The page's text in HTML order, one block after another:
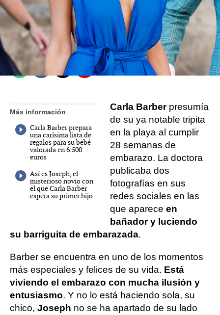
Lidia Del Caño
Madrid
Publicado:10 de febrero de 2022, 14:19
WhatsappFacebook
X Flipboard
Más información
Carla Barber prepara
una carísima lista de
regalos para su bebé
valorada en 6.500
euros
Así es Joseph, el
misterioso novio con
el que Carla Barber
espera su primer hijo
Carla Barberpresumía
de su ya notable tripita
en la playa al cumplir
28 semanas de
embarazo. La doctora
publicaba dos
fotografías en sus
redes sociales en las
que aparece en
bañador y luciendo
su barriguita de embarazada.
Barber se encuentra en uno de los momentos
más especiales y felices de su vida. Está
viviendo el embarazo con mucha ilusión y
entusiasmo. Y no lo está haciendo sola, su
chico, Joseph no se ha apartado de su lado